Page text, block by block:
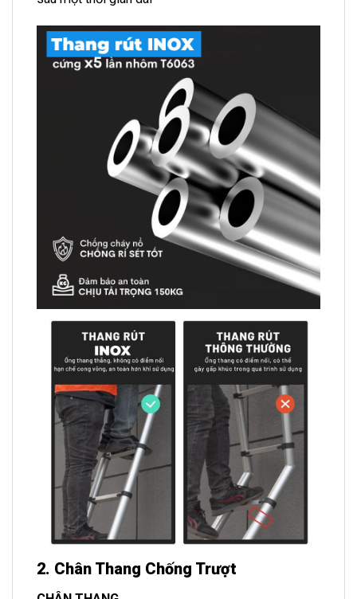
2. Chân Thang Chống Trượt